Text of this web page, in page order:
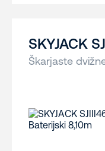
SKYJACK
Škarjaste